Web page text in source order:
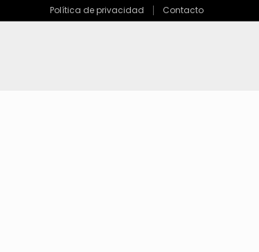
Política de privacidad Contacto